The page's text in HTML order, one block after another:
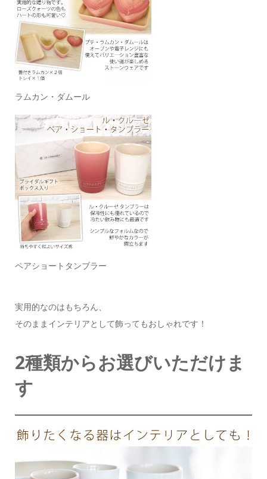
ラムカン・ダムール
ペアショートタンブラー
実用的なのはもちろん、
そのままインテリアとして飾ってもおしゃれです！
2種類からお選びいただけま
す